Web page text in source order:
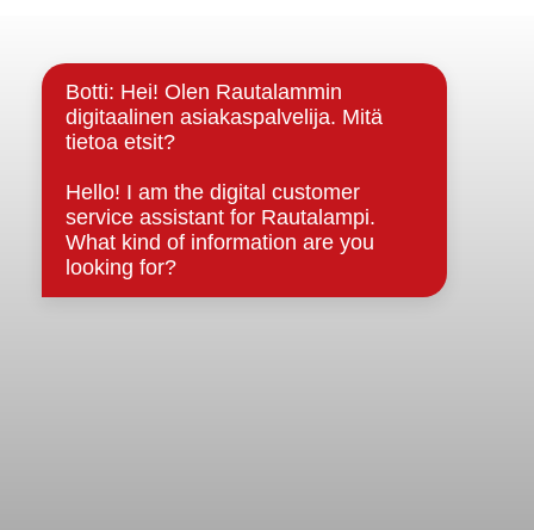
Strategiat, ohjelmat, ohjeet, suunnitelmat, säännöt ja
sopimukset
Asiakirjajulkisuuskuvaus
Evästeet
Saavutettavuusseloste
Tietosuoja
Tietosuojaselosteet